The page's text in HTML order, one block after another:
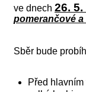
ve dnech 26. 5.
pomerančové
Sběr bude
Před